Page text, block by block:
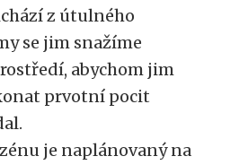
z útulného
se jim snažíme
abychom jim
prvotní pocit
je naplánovaný na